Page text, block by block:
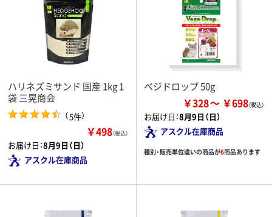
ハリネズミサンド 国産 1kg 1
袋 三晃商会
（5件）
￥498（税込）
お届け日：8月9日（日）
アスクル在庫商品
ベジドロップ 50g
￥328 ￥698
お届け日：8月9日（日）
アスクル在庫商品
種別・販売単位違いの商品が6商品あります